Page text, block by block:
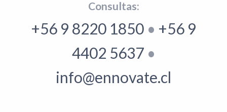
Consultas:
+56 9 8220 1850• +56 9
4402 5637•
info@ennovate.cl